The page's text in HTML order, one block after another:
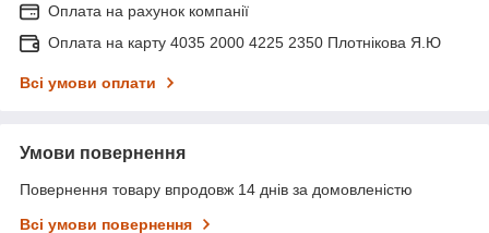
Оплата на рахунок компанії
Оплата на карту 4035 2000 4225 2350 Плотнікова Я.Ю
Всі умови оплати
Умови повернення
Повернення товару впродовж 14 днів за домовленістю
Всі умови повернення